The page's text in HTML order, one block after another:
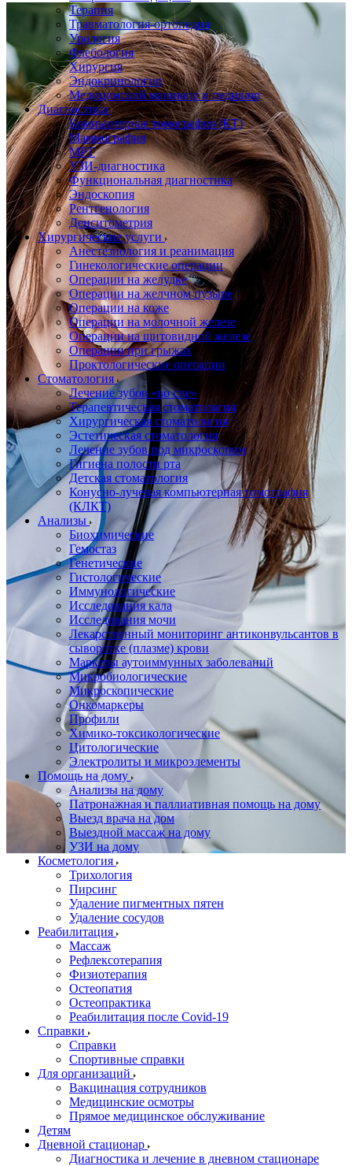
Терапия
Травматология-ортопедия
Урология
Флебология
Хирургия
Эндокринология
Медицинский маникюр и педикюр
Диагностика
Компьютерная томография (КТ)
Маммография
МРТ
УЗИ-диагностика
Функциональная диагностика
Эндоскопия
Рентгенология
Денситометрия
Хирургические услуги
Анестезиология и реанимация
Гинекологические операции
Операции на желудке
Операции на желчном пузыре
Операции на коже
Операции на молочной железе
Операции на щитовидной железе
Операции при грыжах
Проктологические операции
Стоматология
Лечение зубов «во сне»
Терапевтическая стоматология
Хирургическая стоматология
Эстетическая стоматология
Лечение зубов под микроскопом
Гигиена полости рта
Детская стоматология
Конусно-лучевая компьютерная томография
(КЛКТ)
Анализы
Биохимические
Гемостаз
Генетические
Гистологические
Иммунологические
Исследования кала
Исследования мочи
Лекарственный мониторинг антиконвульсантов в
сыворотке (плазме) крови
Маркеры аутоиммунных заболеваний
Микробиологические
Микроскопические
Онкомаркеры
Профили
Химико-токсикологические
Цитологические
Электролиты и микроэлементы
Помощь на дому
Анализы на дому
Патронажная и паллиативная помощь на дому
Выезд врача на дом
Выездной массаж на дому
УЗИ на дому
Косметология
Трихология
Пирсинг
Удаление пигментных пятен
Удаление сосудов
Реабилитация
Массаж
Рефлексотерапия
Физиотерапия
Остеопатия
Остеопрактика
Реабилитация после Covid-19
Справки
Справки
Спортивные справки
Для организаций
Вакцинация сотрудников
Медицинские осмотры
Прямое медицинское обслуживание
Детям
Дневной стационар
Диагностика и лечение в дневном стационаре